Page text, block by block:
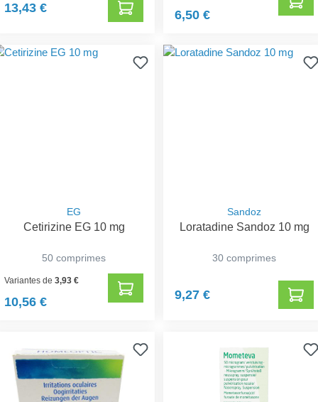
13,43 €
6,50 €
EG
Cetirizine EG 10 mg
50 comprimes
Variantes de3,93 €
10,56 €
Sandoz
Loratadine Sandoz 10 mg
30 comprimes
9,27 €